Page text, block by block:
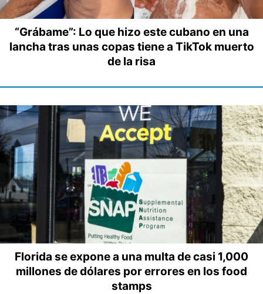
“Grábame”: Lo que hizo este cubano en una
lancha tras unas copas tiene a TikTok muerto
de la risa
Florida se expone a una multa de casi 1,000
millones de dólares por errores en los food
stamps